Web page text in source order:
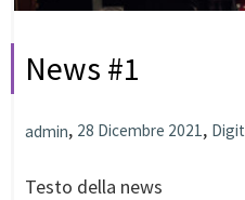
News #1
admin, 28 Dicembre 2021,
Testo della news